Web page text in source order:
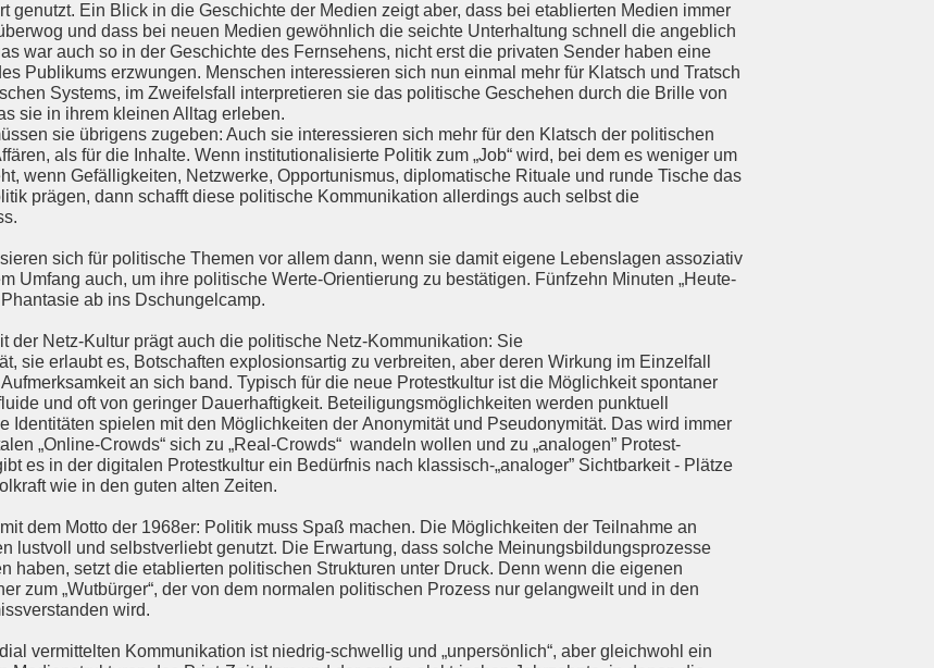
genutzt. Ein Blick in die Geschichte der Medien zeigt aber, dass bei etablierten Medien immer
und dass bei neuen Medien gewöhnlich die seichte Unterhaltung schnell die angeblich
war auch so in der Geschichte des Fernsehens, nicht erst die privaten Sender haben eine
Publikums erzwungen. Menschen interessieren sich nun einmal mehr für Klatsch und Tratsch
Systems, im Zweifelsfall interpretieren sie das politische Geschehen durch die Brille von
sie in ihrem kleinen Alltag erleben.
sie übrigens zugeben: Auch sie interessieren sich mehr für den Klatsch der politischen
als für die Inhalte. Wenn institutionalisierte Politik zum „Job“ wird, bei dem es weniger um
wenn Gefälligkeiten, Netzwerke, Opportunismus, diplomatische Rituale und runde Tische das
prägen, dann schafft diese politische Kommunikation allerdings auch selbst die
sich für politische Themen vor allem dann, wenn sie damit eigene Lebenslagen assoziativ
Umfang auch, um ihre politische Werte-Orientierung zu bestätigen. Fünfzehn Minuten „Heute-
ab ins Dschungelcamp.
der Netz-Kultur prägt auch die politische Netz-Kommunikation: Sie
sie erlaubt es, Botschaften explosionsartig zu verbreiten, aber deren Wirkung im Einzelfall
an sich band. Typisch für die neue Protestkultur ist die Möglichkeit spontaner
und oft von geringer Dauerhaftigkeit. Beteiligungsmöglichkeiten werden punktuell
Identitäten spielen mit den Möglichkeiten der Anonymität und Pseudonymität. Das wird immer
„Online-Crowds“ sich zu „Real-Crowds“ wandeln wollen und zu „analogen” Protest-
es in der digitalen Protestkultur ein Bedürfnis nach klassisch-„analoger” Sichtbarkeit - Plätze
wie in den guten alten Zeiten.
dem Motto der 1968er: Politik muss Spaß machen. Die Möglichkeiten der Teilnahme an
lustvoll und selbstverliebt genutzt. Die Erwartung, dass solche Meinungsbildungsprozesse
haben, setzt die etablierten politischen Strukturen unter Druck. Denn wenn die eigenen
zum „Wutbürger“, der von dem normalen politischen Prozess nur gelangweilt und in den
wird.
vermittelten Kommunikation ist niedrig-schwellig und „unpersönlich“, aber gleichwohl ein